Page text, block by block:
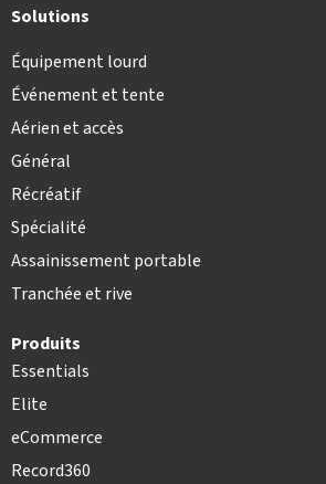
Solutions
Équipement lourd
Événement et tente
Aérien et accès
Général
Récréatif
Spécialité
Assainissement portable
Tranchée et rive
Produits
Essentials
Elite
eCommerce
Record360